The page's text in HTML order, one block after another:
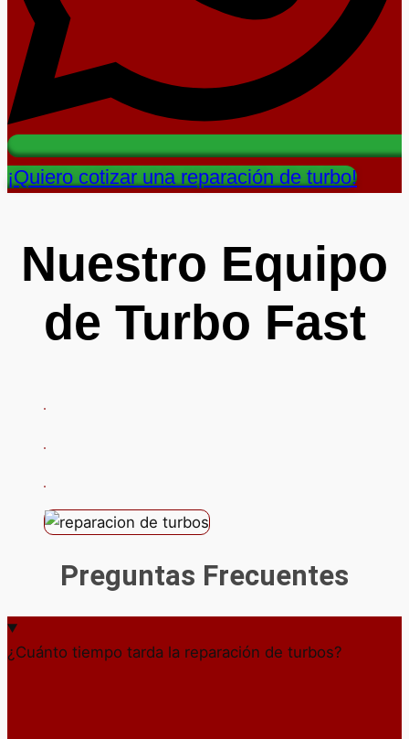
¡Quiero cotizar una reparación de turbo!
Nuestro Equipo
de Turbo Fast
Preguntas Frecuentes
¿Cuánto tiempo tarda la reparación de turbos?